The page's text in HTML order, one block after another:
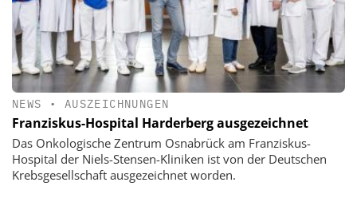
NEWS • AUSZEICHNUNGEN
Franziskus-Hospital Harderberg ausgezeichnet
Das Onkologische Zentrum Osnabrück am Franziskus-
Hospital der Niels-Stensen-Kliniken ist von der Deutschen
Krebsgesellschaft ausgezeichnet worden.